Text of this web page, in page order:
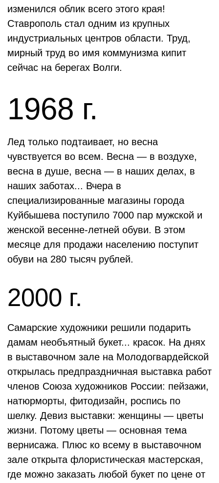
изменился облик всего этого края!
Ставрополь стал одним из крупных
индустриальных центров области. Труд,
мирный труд во имя коммунизма кипит
сейчас на берегах Волги.
1968 г.
Лед только подтаивает, но весна
чувствуется во всем. Весна — в воздухе,
весна в душе, весна — в наших делах, в
наших заботах... Вчера в
специализированные магазины города
Куйбышева поступило 7000 пар мужской и
женской весенне-летней обуви. В этом
месяце для продажи населению поступит
обуви на 280 тысяч рублей.
2000 г.
Самарские художники решили подарить
дамам необъятный букет... красок. На днях
в выставочном зале на Молодогвардейской
открылась предпраздничная выставка работ
членов Союза художников России: пейзажи,
натюрморты, фитодизайн, роспись по
шелку. Девиз выставки: женщины — цветы
жизни. Потому цветы — основная тема
вернисажа. Плюс ко всему в выставочном
зале открыта флористическая мастерская,
где можно заказать любой букет по цене от